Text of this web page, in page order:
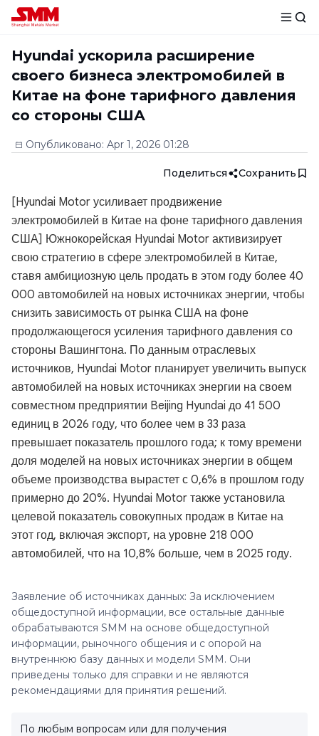
Hyundai ускорила расширение
своего бизнеса электромобилей в
Китае на фоне тарифного давления
со стороны США
Опубликовано: Apr 1, 2026 01:28
Поделиться Сохранить
[Hyundai Motor усиливает продвижение
электромобилей в Китае на фоне тарифного давления
США] Южнокорейская Hyundai Motor активизирует
свою стратегию в сфере электромобилей в Китае,
ставя амбициозную цель продать в этом году более 40
000 автомобилей на новых источниках энергии, чтобы
снизить зависимость от рынка США на фоне
продолжающегося усиления тарифного давления со
стороны Вашингтона. По данным отраслевых
источников, Hyundai Motor планирует увеличить выпуск
автомобилей на новых источниках энергии на своем
совместном предприятии Beijing Hyundai до 41 500
единиц в 2026 году, что более чем в 33 раза
превышает показатель прошлого года; к тому времени
доля моделей на новых источниках энергии в общем
объеме производства вырастет с 0,6% в прошлом году
примерно до 20%. Hyundai Motor также установила
целевой показатель совокупных продаж в Китае на
этот год, включая экспорт, на уровне 218 000
автомобилей, что на 10,8% больше, чем в 2025 году.
Заявление об источниках данных: За исключением
общедоступной информации, все остальные данные
обрабатываются SMM на основе общедоступной
информации, рыночного общения и с опорой на
внутреннюю базу данных и модели SMM. Они
приведены только для справки и не являются
рекомендациями для принятия решений.
По любым вопросам или для получения